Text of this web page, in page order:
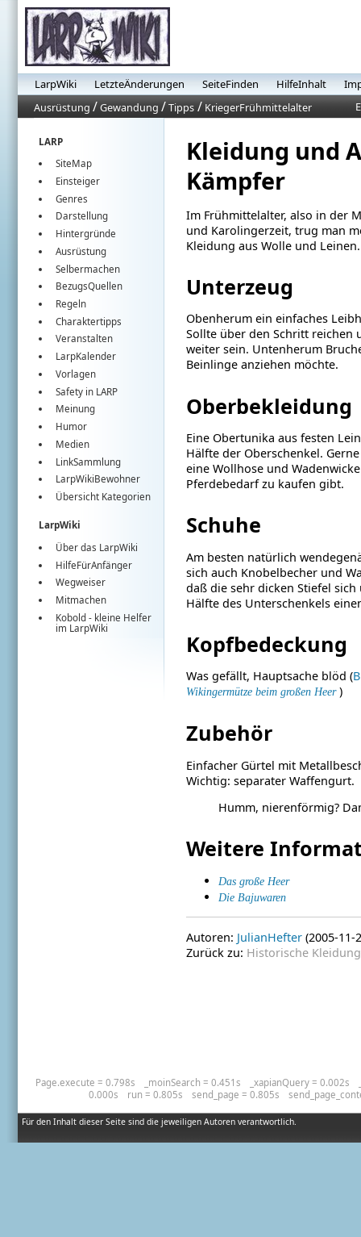
LarpWiki LetzteÄnderungen SeiteFinden HilfeInhalt
Ausrüstung /Gewandung /Tipps/ KriegerFrühmittelalter
LARP
SiteMap
Einsteiger
Genres
Darstellung
Hintergründe
Ausrüstung
Selbermachen
BezugsQuellen
Regeln
Charaktertipps
Veranstalten
LarpKalender
Vorlagen
Safety in LARP
Meinung
Humor
Medien
LinkSammlung
LarpWikiBewohner
Übersicht Kategorien
LarpWiki
Über das LarpWiki
HilfeFürAnfänger
Wegweiser
Mitmachen
Kobold - kleine Helfer
im LarpWiki
Kleidung und
Kämpfer
Im Frühmittelalter, also in der
und Karolingerzeit, trug man
Kleidung aus Wolle und Leinen.
Unterzeug
Obenherum ein einfaches
Sollte über den Schritt reichen
weiter sein. Untenherum
Beinlinge anziehen möchte.
Oberbekleidung
Eine Obertunika aus festen
Hälfte der Oberschenkel.
eine Wollhose und
Pferdebedarf zu kaufen gibt.
Schuhe
Am besten natürlich
sich auch Knobelbecher und
daß die sehr dicken Stiefel
Hälfte des Unterschenkels
Kopfbedeckung
Was gefällt, Hauptsache blöd (
Wikingermütze beim großen Heer)
Zubehör
Einfacher Gürtel mit
Wichtig: separater Waffengurt.
Humm, nierenförmig?
Weitere
Das große Heer
Die Bajuwaren
Autoren: JulianHefter(2005-11-
Zurück zu: Historische Kleidung
Für den Inhalt dieser Seite sind die jeweiligen Autoren verantwortlich.
Page.execute = 0.798s _moinSearch = 0.451s _xapianQuery = 0.002s
0.000s
run = 0.805s send_page = 0.805s